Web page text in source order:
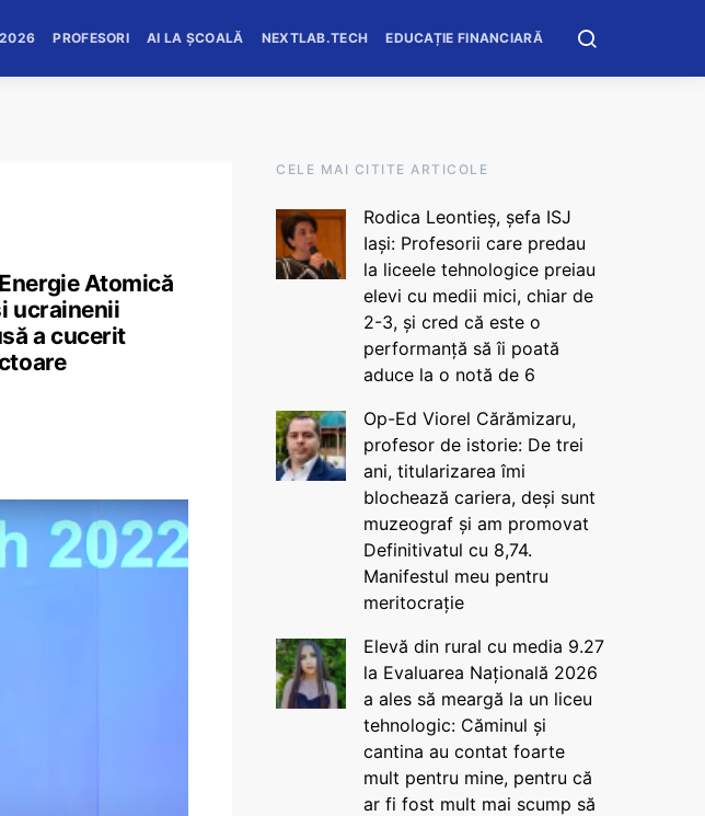
PROFESORI AI LA ȘCOALĂ NEXTLAB.TECH EDUCAȚIE FINANCIARĂ
Atomică
ucrainenii
a cucerit
CELE MAI CITITE ARTICOLE
Rodica Leontieș, șefa ISJ
Iași: Profesorii care predau
la liceele tehnologice preiau
elevi cu medii mici, chiar de
2-3, și cred că este o
performanță să îi poată
aduce la o notă de 6
Op-Ed Viorel Cărămizaru,
profesor de istorie: De trei
ani, titularizarea îmi
blochează cariera, deși sunt
muzeograf și am promovat
Definitivatul cu 8,74.
Manifestul meu pentru
meritocrație
Elevă din rural cu media 9.27
la Evaluarea Națională 2026
a ales să meargă la un liceu
tehnologic: Căminul și
cantina au contat foarte
mult pentru mine, pentru că
ar fi fost mult mai scump să